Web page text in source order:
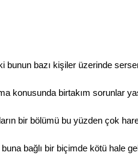
bunun bazı kişiler üzerinde
konusunda birtakım sorunlar
bir bölümü bu yüzden çok
bağlı bir biçimde kötü hale